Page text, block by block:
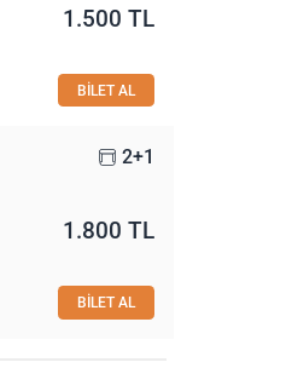
1.500 TL
BİLET AL
2+1
1.800 TL
BİLET AL